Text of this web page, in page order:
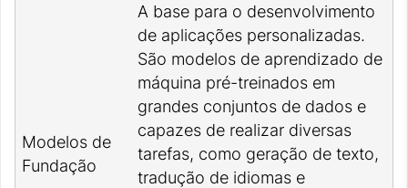
Modelos de
Fundação
A base para o desenvolvimento
de aplicações personalizadas.
São modelos de aprendizado de
máquina pré-treinados em
grandes conjuntos de dados e
capazes de realizar diversas
tarefas, como geração de texto,
tradução de idiomas e